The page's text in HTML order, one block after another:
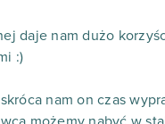
daje nam dużo
:)
nam on czas
możemy nabyć w